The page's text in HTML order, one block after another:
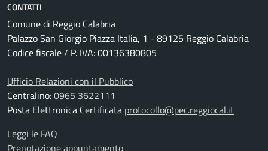
CONTATTI
Comune di Reggio Calabria
Palazzo San Giorgio Piazza Italia, 1 - 89125 Reggio Calabria
Codice fiscale / P. IVA: 00136380805
Ufficio Relazioni con il Pubblico
Centralino:0965 3622111
Posta Elettronica Certificata protocollo@pec.reggiocal.it
Leggi le FAQ
Prenotazione appuntamento